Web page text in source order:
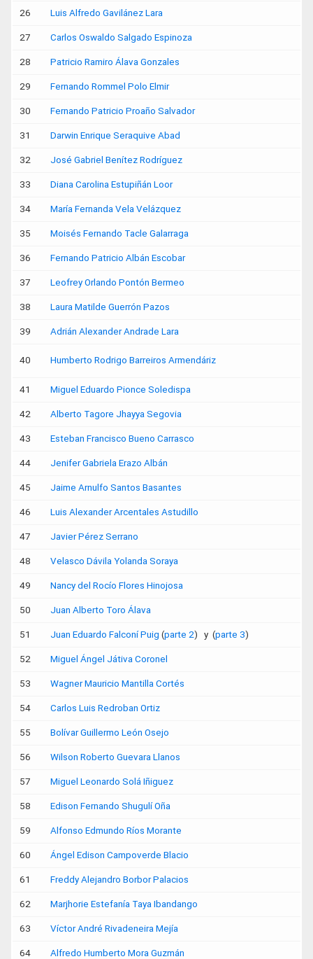
26 Luis Alfredo Gavilánez Lara
27 Carlos Oswaldo Salgado Espinoza
28 Patricio Ramiro Álava Gonzales
29 Fernando Rommel Polo Elmir
30 Fernando Patricio Proaño Salvador
31 Darwin Enrique Seraquive Abad
32 José Gabriel Benítez Rodríguez
33 Diana Carolina Estupiñán Loor
34 María Fernanda Vela Velázquez
35 Moisés Fernando Tacle Galarraga
36 Fernando Patricio Albán Escobar
37 Leofrey Orlando Pontón Bermeo
38 Laura Matilde Guerrón Pazos
39 Adrián Alexander Andrade Lara
40 Humberto Rodrigo Barreiros Armendáriz
41 Miguel Eduardo Pionce Soledispa
42 Alberto Tagore Jhayya Segovia
43 Esteban Francisco Bueno Carrasco
44 Jenifer Gabriela Erazo Albán
45 Jaime Arnulfo Santos Basantes
46 Luis Alexander Arcentales Astudillo
47 Javier Pérez Serrano
48 Velasco Dávila Yolanda Soraya
49 Nancy del Rocío Flores Hinojosa
50 Juan Alberto Toro Álava
51 Juan Eduardo Falconí Puig (parte 2) y (parte 3)
52 Miguel Ángel Játiva Coronel
53 Wagner Mauricio Mantilla Cortés
54 Carlos Luis Redroban Ortiz
55 Bolívar Guillermo León Osejo
56 Wilson Roberto Guevara Llanos
57 Miguel Leonardo Solá Iñiguez
58 Edison Fernando Shugulí Oña
59 Alfonso Edmundo Ríos Morante
60 Ángel Edison Campoverde Blacio
61 Freddy Alejandro Borbor Palacios
62 Marjhorie Estefanía Taya Ibandango
63 Víctor André Rivadeneira Mejía
64 Alfredo Humberto Mora Guzmán